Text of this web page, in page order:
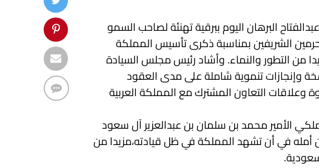
البرهان اليوم ببرقية تهنئة لصاحب السمو
الشريفين بمناسبة ذكرى تأسيس المملكة
من التطور والنماء. وأشاد رئيس مجلس السيادة
وإنجازات تنموية شاملة على مدى العقود
وعلاقات التعاون المشترك مع المملكة العربية
الأمير محمد بن سلمان بن عبدالعزير آل سعود
في أن تشهد المملكة في ظل قيادته،مزيدا من